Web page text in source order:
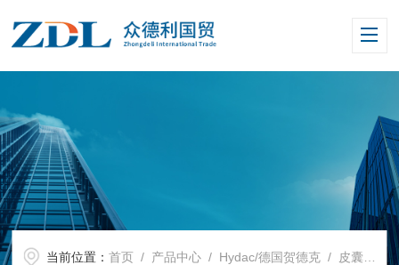
当前位置：首页 / 产品中心 / Hydac/德国贺德克 / 皮囊式蓄能器